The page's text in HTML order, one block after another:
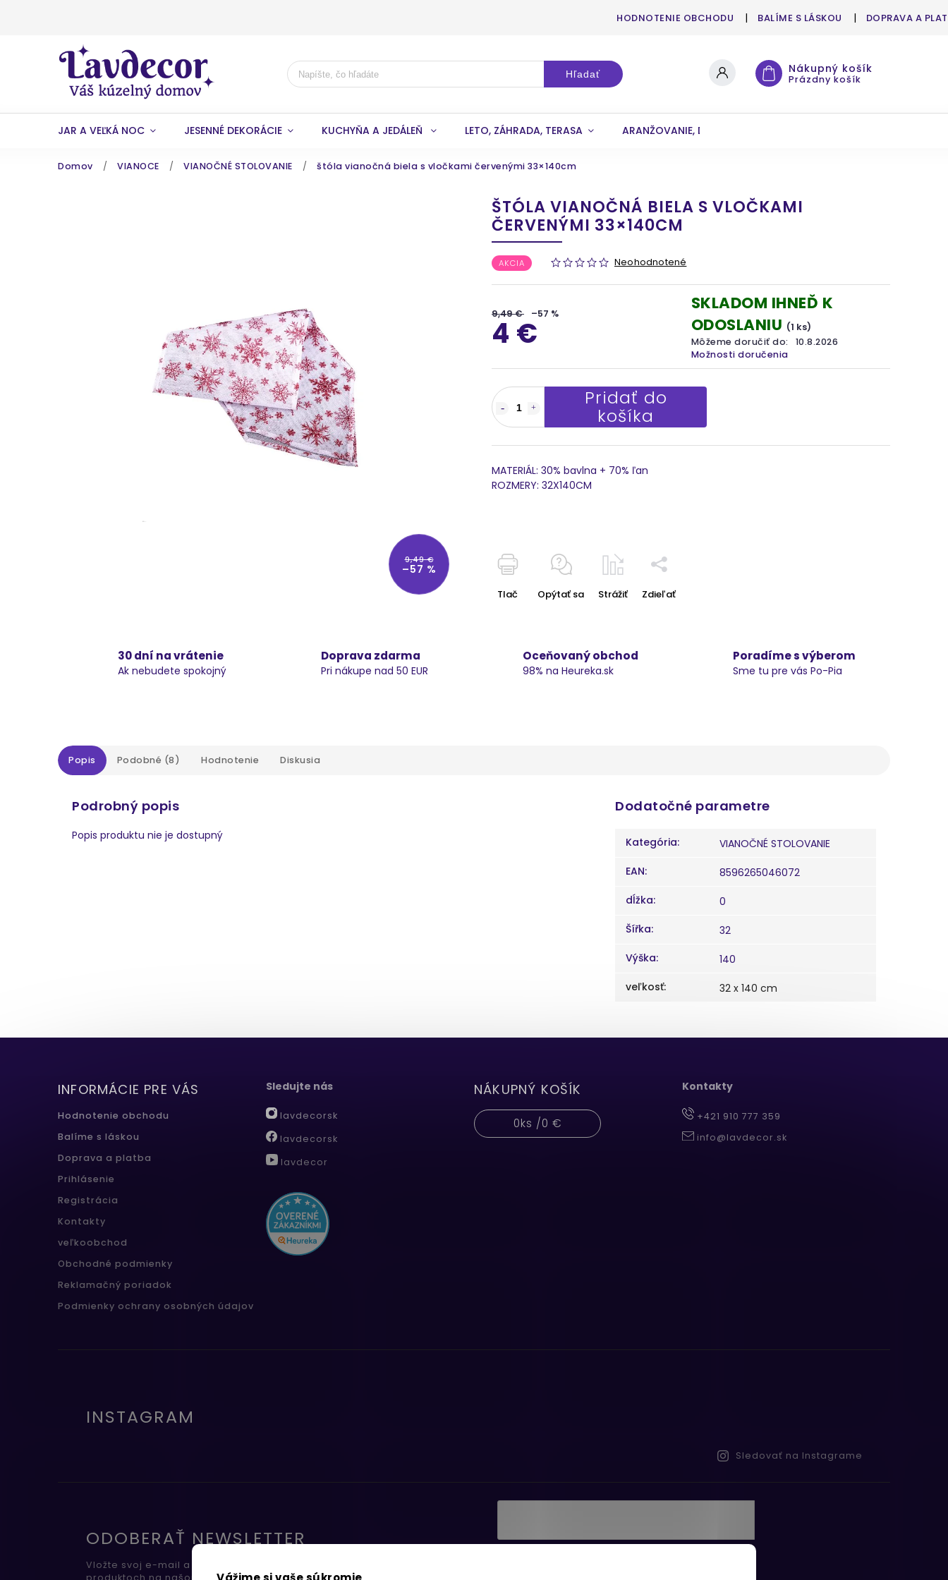
HODNOTENIE OBCHODU BALÍME S LÁSKOU DOPRAVA A
Hľadať Nákupný košík
Prázdny košík
JAR A VEĽKÁ NOC JESENNÉ DEKORÁCIE KUCHYŇA A JEDÁLEŇ LETO, ZÁHRADA, TERASA ARANŽOVANIE, DEKOROVANIE
Domov / VIANOCE / VIANOČNÉ STOLOVANIE / štóla vianočná biela s vločkami červenými 33×140cm
9,49 €
–57 %
ŠTÓLA VIANOČNÁ BIELA S VLOČKAMI
ČERVENÝMI 33×140CM
AKCIA Neohodnotené
9,49 € –57 %
4 €
SKLADOM IHNEĎ K
ODOSLANIU (1 ks)
Môžeme doručiť do:
10.8.2026
Možnosti doručenia
Pridať do
košíka
MATERIÁL: 30% bavlna + 70% ľan
ROZMERY: 32X140CM
Tlač Opýtať sa Strážiť Zdieľať
30 dní na vrátenie
Ak nebudete spokojný
Doprava zdarma
Pri nákupe nad 50 EUR
Oceňovaný obchod
98% na Heureka.sk
Poradíme s výberom
Sme tu pre vás Po-Pia
Popis Podobné (8) Hodnotenie Diskusia
Podrobný popis
Popis produktu nie je dostupný
Dodatočné parametre
Kategória:
VIANOČNÉ STOLOVANIE
EAN:
8596265046072
dĺžka:
0
Šířka:
32
Výška:
140
veľkosť: 32 x 140 cm
INFORMÁCIE PRE VÁS
Hodnotenie obchodu
Balíme s láskou
Doprava a platba
Prihlásenie
Registrácia
Kontakty
veľkoobchod
Obchodné podmienky
Reklamačný poriadok
Podmienky ochrany osobných údajov
Sledujte nás
lavdecorsk
lavdecorsk
lavdecor
NÁKUPNÝ KOŠÍK
0ks /0 €
Kontakty
+421 910 777 359
info@lavdecor.sk
INSTAGRAM
Sledovať na Instagrame
ODOBERAŤ NEWSLETTER
Vložte svoj e-mail a my Vám budeme zasielať informácie o nových